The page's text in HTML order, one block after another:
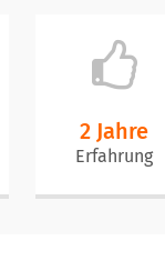
2 Jahre
Erfahrung